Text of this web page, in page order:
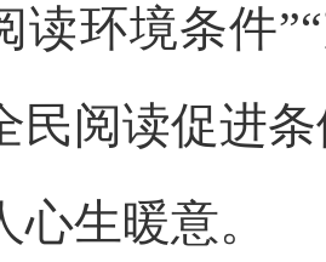
读环境条件
民阅读促进
心生暖意。